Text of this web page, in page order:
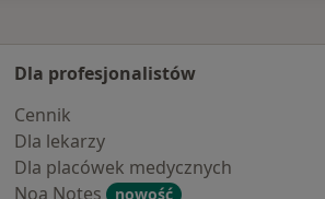
Dla profesjonalistów
Cennik
Dla lekarzy
Dla placówek medycznych
Noa Notes
nowość